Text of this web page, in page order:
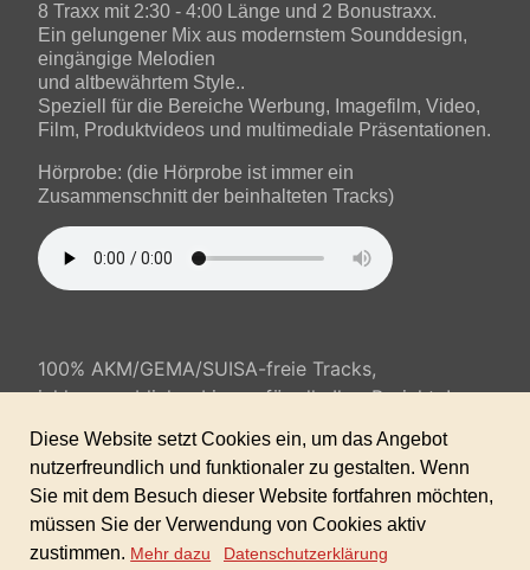
8 Traxx mit 2:30 - 4:00 Länge und 2 Bonustraxx.
Ein gelungener Mix aus modernstem Sounddesign,
eingängige Melodien
und altbewährtem Style..
Speziell für die Bereiche Werbung, Imagefilm, Video,
Film, Produktvideos und multimediale Präsentationen.
Hörprobe: (die Hörprobe ist immer ein
Zusammenschnitt der beinhalteten Tracks)
100% AKM/GEMA/SUISA-freie Tracks,
inkl. gewerblicher Lizenz für alle Ihre Projekte!
Keine weiteren Folgekosten!
Formate: 24bit WAV/ 320 kbps MP3
Sofortdownload nach erhaltener Zahlung.